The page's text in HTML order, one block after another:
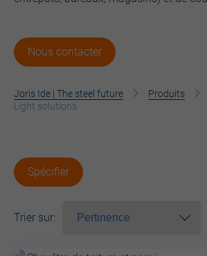
Nous contacter
Joris Ide | The steel future Produits
Light solutions
Spécifier
Trier sur: